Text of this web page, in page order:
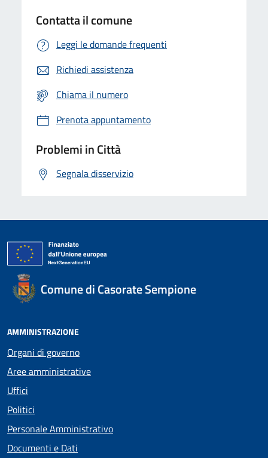
Contatta il comune
Leggi le domande frequenti
Richiedi assistenza
Chiama il numero
Prenota appuntamento
Problemi in Città
Segnala disservizio
Comune di Casorate Sempione
AMMINISTRAZIONE
Organi di governo
Aree amministrative
Uffici
Politici
Personale Amministrativo
Documenti e Dati